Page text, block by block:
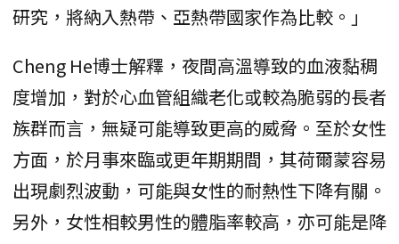
研究，將納入熱帶、亞熱帶國家作為比較。」
Cheng He博士解釋，夜間高溫導致的血液黏稠
度增加，對於心血管組織老化或較為脆弱的長者
族群而言，無疑可能導致更高的威脅。至於女性
方面，於月事來臨或更年期期間，其荷爾蒙容易
出現劇烈波動，可能與女性的耐熱性下降有關。
另外，女性相較男性的體脂率較高，亦可能是降